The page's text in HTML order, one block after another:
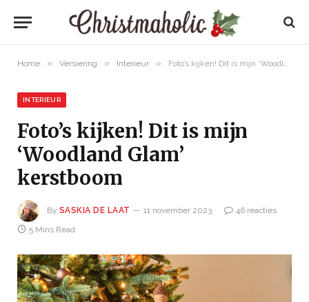
Home » Versiering » Interieur » Foto’s kijken! Dit is mijn ‘Woodland Glam’ kerstboom
INTERIEUR
Foto’s kijken! Dit is mijn
‘Woodland Glam’
kerstboom
By SASKIA DE LAAT 11 november 2023
46 reacties
5 Mins Read